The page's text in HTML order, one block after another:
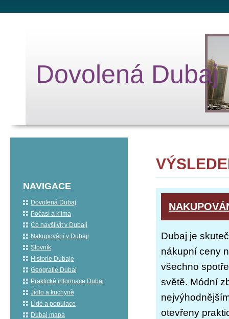
Dovolená Dubaj
Dubaj je
nákupní ceny
všechno
světě. Módní
otevřeny
NAVIGACE
Dovolená Dubaj
Počasí a klima
Co navštívit v Dubaji
Nakupování v Dubaji
Slovník
Historie Dubaje
Geografie Dubaj
Praktické informace Dubaj
Jídlo a kuchyně
Lidé a populace
Dubaj mapa